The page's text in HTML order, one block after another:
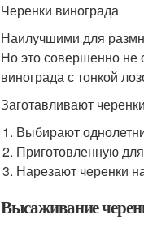
Черенки винограда
Наилучшими для
Но это совершенно не
винограда с тонкой
Заготавливают
Выбирают
Приготовленную
Нарезают черенки
Высаживание